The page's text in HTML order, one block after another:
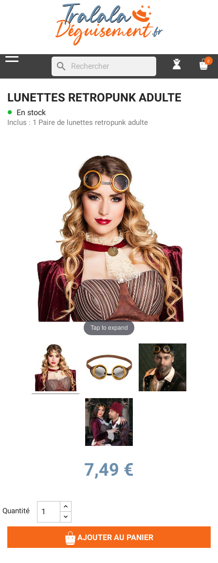
search 0
LUNETTES RETROPUNK ADULTE
lens En stock
Inclus : 1 Paire de lunettes retropunk adulte
Tap to expand
7,49 €
Quantité
AJOUTER AU PANIER